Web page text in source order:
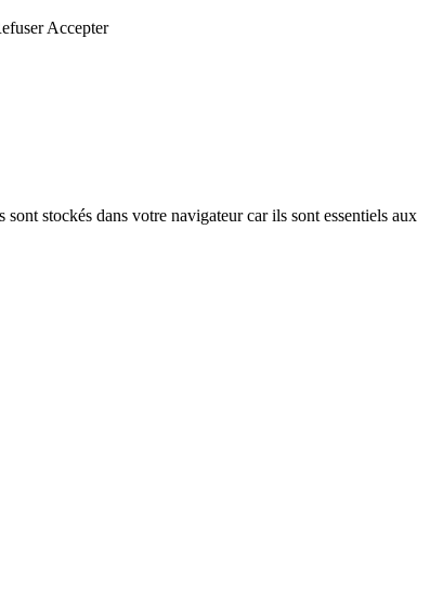
Accepter
stockés dans votre navigateur car ils sont essentiels aux